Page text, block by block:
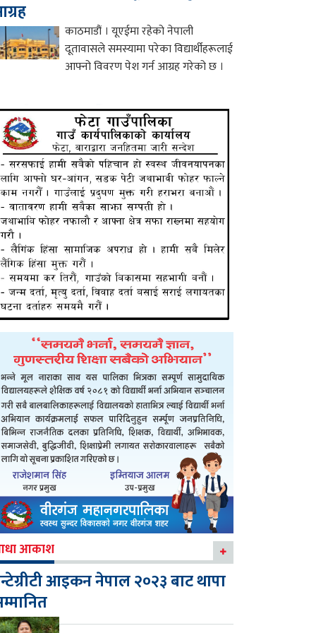
काठमाडौं । यूएईमा रहेको नेपाली
दूतावासले समस्यामा परेका विद्यार्थीहरूलाई
आफ्नो विवरण पेश गर्न आग्रह गरेको छ ।
आकाश
आइकन नेपाल २०२३ बाट थापा